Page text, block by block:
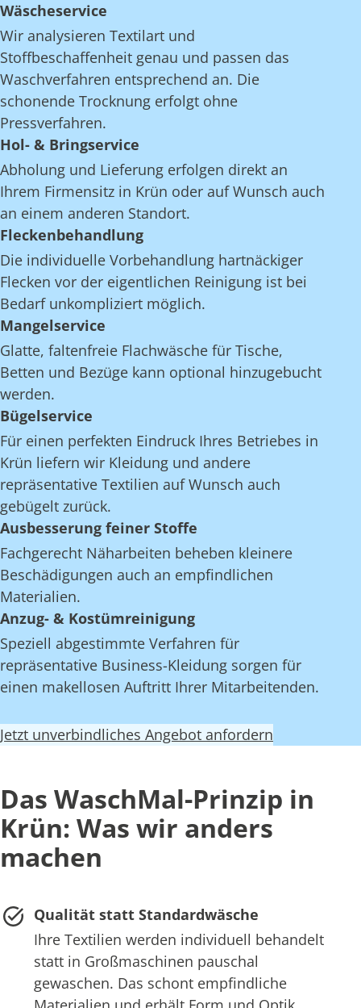
Wäscheservice
Wir analysieren Textilart und
Stoffbeschaffenheit genau und passen das
Waschverfahren entsprechend an. Die
schonende Trocknung erfolgt ohne
Pressverfahren.
Hol- & Bringservice
Abholung und Lieferung erfolgen direkt an
Ihrem Firmensitz in Krün oder auf Wunsch auch
an einem anderen Standort.
Fleckenbehandlung
Die individuelle Vorbehandlung hartnäckiger
Flecken vor der eigentlichen Reinigung ist bei
Bedarf unkompliziert möglich.
Mangelservice
Glatte, faltenfreie Flachwäsche für Tische,
Betten und Bezüge kann optional hinzugebucht
werden.
Bügelservice
Für einen perfekten Eindruck Ihres Betriebes in
Krün liefern wir Kleidung und andere
repräsentative Textilien auf Wunsch auch
gebügelt zurück.
Ausbesserung feiner Stoffe
Fachgerecht Näharbeiten beheben kleinere
Beschädigungen auch an empfindlichen
Materialien.
Anzug- & Kostümreinigung
Speziell abgestimmte Verfahren für
repräsentative Business-Kleidung sorgen für
einen makellosen Auftritt Ihrer Mitarbeitenden.
Jetzt unverbindliches Angebot anfordern
Das WaschMal-Prinzip in
Krün: Was wir anders
machen
Qualität statt Standardwäsche
Ihre Textilien werden individuell behandelt
statt in Großmaschinen pauschal
gewaschen. Das schont empfindliche